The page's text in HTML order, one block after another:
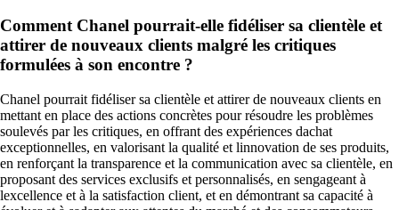
Comment Chanel pourrait-elle fidéliser sa clientèle et
attirer de nouveaux clients malgré les critiques
formulées à son encontre ?
Chanel pourrait fidéliser sa clientèle et attirer de nouveaux clients en
mettant en place des actions concrètes pour résoudre les problèmes
soulevés par les critiques, en offrant des expériences dachat
exceptionnelles, en valorisant la qualité et linnovation de ses produits,
en renforçant la transparence et la communication avec sa clientèle, en
proposant des services exclusifs et personnalisés, en sengageant à
lexcellence et à la satisfaction client, et en démontrant sa capacité à